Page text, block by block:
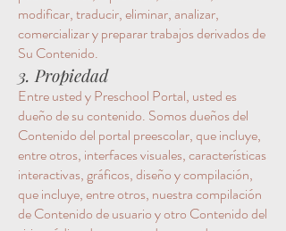
modificar, traducir, eliminar, analizar,
comercializar y preparar trabajos derivados de
Su Contenido.
3. Propiedad
Entre usted y Preschool Portal, usted es
dueño de su contenido. Somos dueños del
Contenido del portal preescolar, que incluye,
entre otros, interfaces visuales, características
interactivas, gráficos, diseño y compilación,
que incluye, entre otros, nuestra compilación
de Contenido de usuario y otro Contenido del